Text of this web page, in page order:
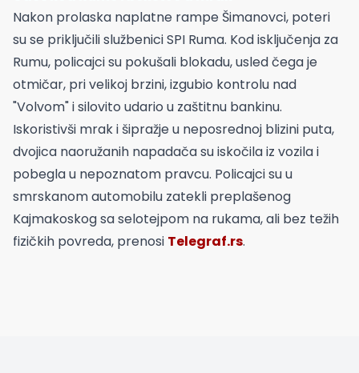
Nakon prolaska naplatne rampe Šimanovci, poteri
su se priključili službenici SPI Ruma. Kod isključenja za
Rumu, policajci su pokušali blokadu, usled čega je
otmičar, pri velikoj brzini, izgubio kontrolu nad
"Volvom" i silovito udario u zaštitnu bankinu.
Iskoristivši mrak i šipražje u neposrednoj blizini puta,
dvojica naoružanih napadača su iskočila iz vozila i
pobegla u nepoznatom pravcu. Policajci su u
smrskanom automobilu zatekli preplašenog
Kajmakoskog sa selotejpom na rukama, ali bez težih
fizičkih povreda, prenosi Telegraf.rs.